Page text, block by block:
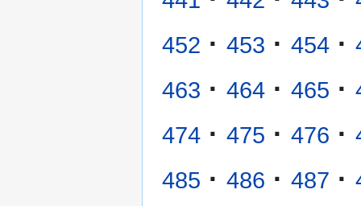
452 · 453 · 454 ·
463 · 464 · 465 ·
474 · 475 · 476 ·
485 · 486 · 487 ·